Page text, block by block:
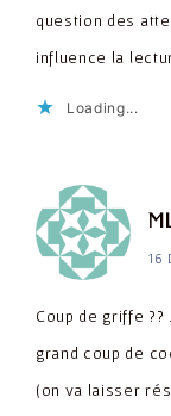
question des
influence la
Loading...
16
Coup de griffe
grand coup de
(on va laisser